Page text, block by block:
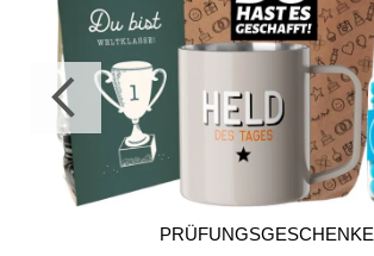
PRÜFUNGSGESCHENKE